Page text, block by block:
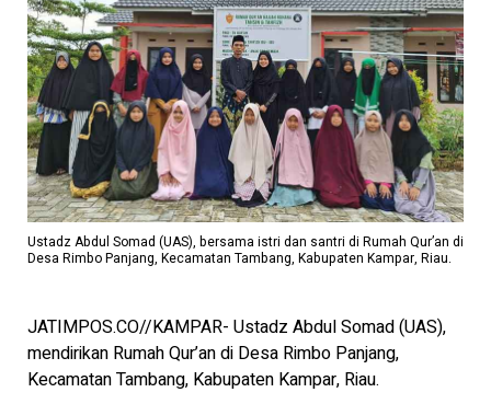
Ustadz Abdul Somad (UAS), bersama istri dan santri di Rumah Qur’an di
Desa Rimbo Panjang, Kecamatan Tambang, Kabupaten Kampar, Riau.
JATIMPOS.CO//KAMPAR- Ustadz Abdul Somad (UAS),
mendirikan Rumah Qur’an di Desa Rimbo Panjang,
Kecamatan Tambang, Kabupaten Kampar, Riau.